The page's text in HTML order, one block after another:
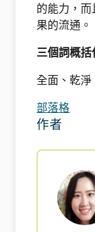
的能力，
果的流通。
三個詞概括
全面、乾
部落格
作者